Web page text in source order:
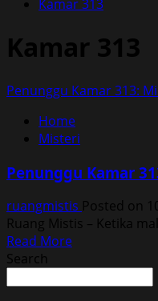
Kamar 313
Kamar 313
Penunggu Kamar 313:
Home
Misteri
Penunggu Kamar
ruangmistis Posted on
Ruang Mistis – Ketika
Read MoreRead
Search